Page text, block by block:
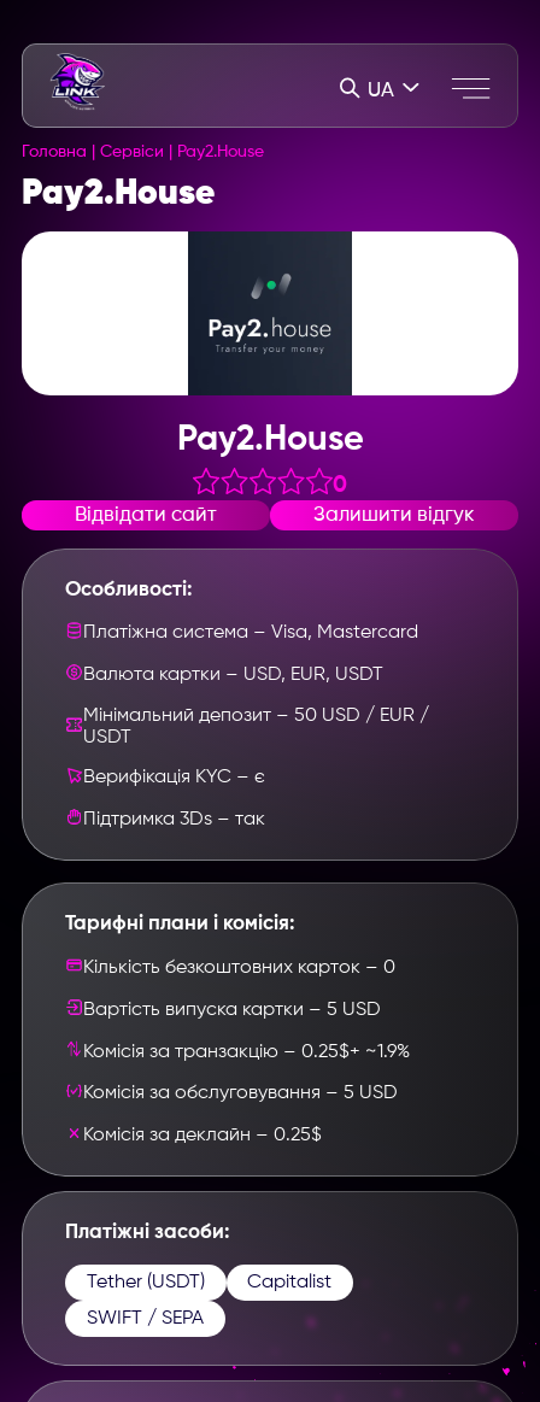
UA
Головна Сервіси Pay2.House
Pay2.House
Pay2.House
0
Відвідати сайт Залишити відгук
Особливості:
Платіжна система – Visa, Mastercard
Валюта картки – USD, EUR, USDT
Мінімальний депозит – 50 USD / EUR /
USDT
Верифікація KYC – є
Підтримка 3Ds – так
Тарифні плани і комісія:
Кількість безкоштовних карток – 0
Вартість випуска картки – 5 USD
Комісія за транзакцію – 0.25$+ ~1.9%
Комісія за обслуговування – 5 USD
Комісія за деклайн – 0.25$
Платіжні засоби:
Tether (USDT)
Capitalist
SWIFT / SEPA